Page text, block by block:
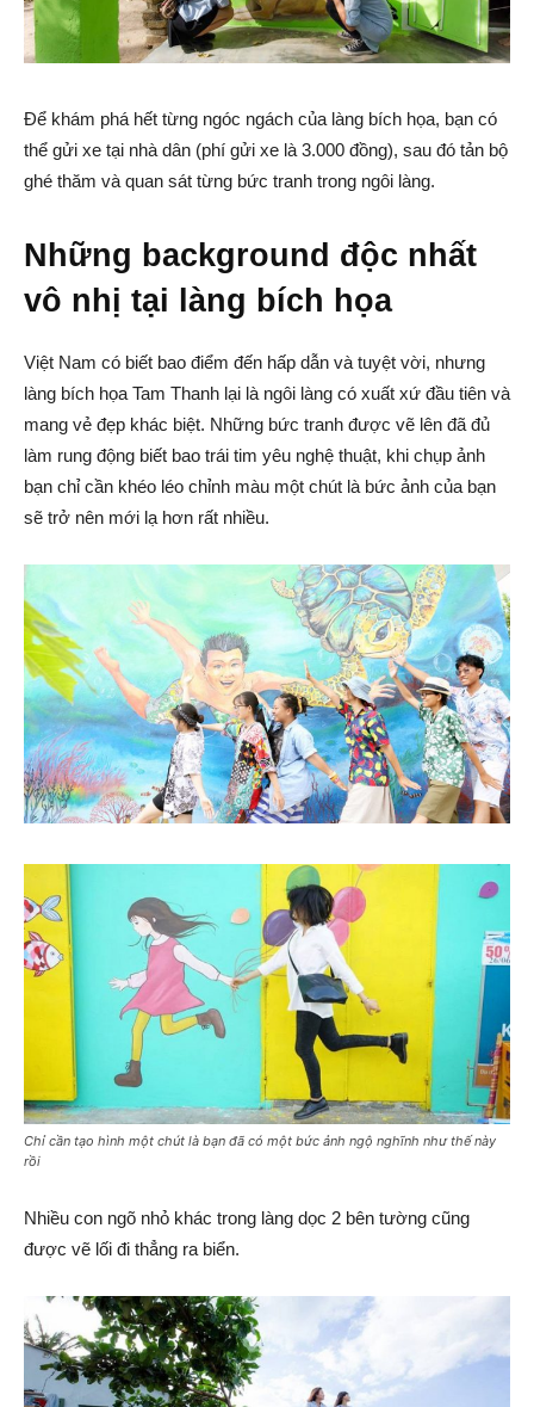
Để khám phá hết từng ngóc ngách của làng bích họa, bạn có
thể gửi xe tại nhà dân (phí gửi xe là 3.000 đồng), sau đó tản bộ
ghé thăm và quan sát từng bức tranh trong ngôi làng.
Những background độc nhất
vô nhị tại làng bích họa
Việt Nam có biết bao điểm đến hấp dẫn và tuyệt vời, nhưng
làng bích họa Tam Thanh lại là ngôi làng có xuất xứ đầu tiên và
mang vẻ đẹp khác biệt. Những bức tranh được vẽ lên đã đủ
làm rung động biết bao trái tim yêu nghệ thuật, khi chụp ảnh
bạn chỉ cần khéo léo chỉnh màu một chút là bức ảnh của bạn
sẽ trở nên mới lạ hơn rất nhiều.
Chỉ cần tạo hình một chút là bạn đã có một bức ảnh ngộ nghĩnh như thế này
rồi
Nhiều con ngõ nhỏ khác trong làng dọc 2 bên tường cũng
được vẽ lối đi thẳng ra biển.